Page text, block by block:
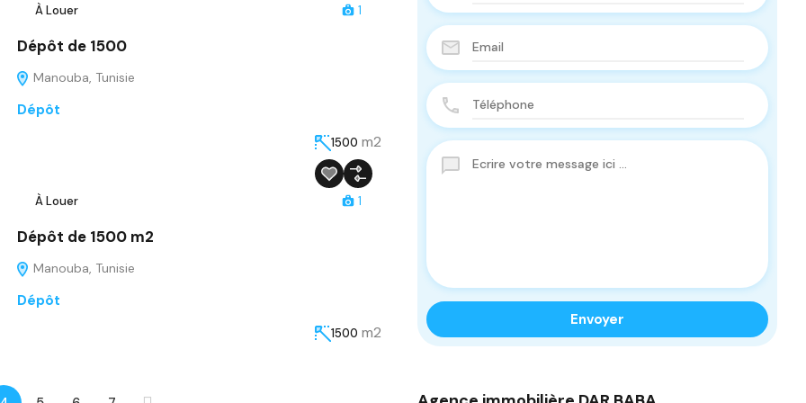
À Louer 1
Dépôt de 1500
Manouba, Tunisie
Dépôt
1500 m2
À Louer 1
Dépôt de 1500 m2
Manouba, Tunisie
Dépôt
1500 m2